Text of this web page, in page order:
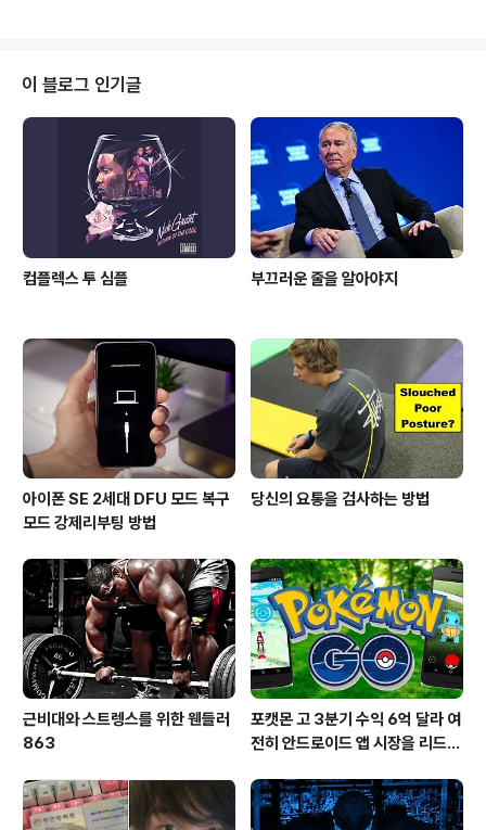
(다운로드, 아이튠즈로 사진 동기화)으로 월페이퍼로 지정
할 수도 있으며 WLPPR 앱을 통해서도 가능한 것들이다.
Download via NASA: iPhoneDownload via NAS
A: iPhoneDownload via ESA: iPhoneDownload vi
이 블로그 인기글
컴플렉스 투 심플 부끄러운 줄을 알아야지
아이폰 SE 2세대 DFU 모드 복구
모드 강제리부팅 방법
당신의 요통을 검사하는 방법
근비대와 스트렝스를 위한 웬들러
863
포캣몬 고 3분기 수익 6억 달라 여
전히 안드로이드 앱 시장을 리드